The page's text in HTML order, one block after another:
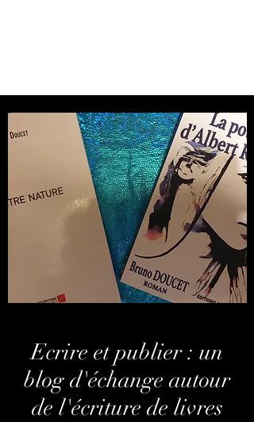
Ecrire et publier : un
blog d'échange autour
de l'écriture de livres